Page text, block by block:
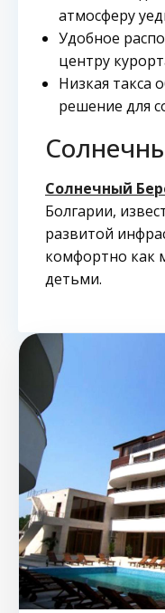
атмосферу
Удобное
центру
Низкая такса
решение для
Солнечный
Болгарии,
развитой
комфортно как
детьми.